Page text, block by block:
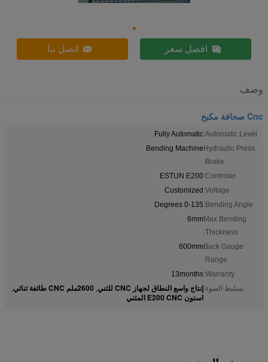
افضل سعر اتصل بنا
وصف
Cnc صحافة مكبح
Automatic Level:
Fully Automatic
Hydraulic Press
Brake:
Bending Machine
Controler:
ESTUN E200
Voltage:
Customized
Bending Angle:
0-135 Degrees
Max Bending
Thickness:
6mm
Back Gauge
Range:
600mm
Warranty:
13months
تسليط الضوء:إنتاج واسع النطاق لجهاز CNC للثني , 2600ملم CNC طائفة ثنائي ,
استون E200 CNC المثني